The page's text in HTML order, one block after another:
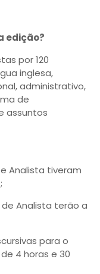
edição?
por 120
inglesa,
administrativo,
de
assuntos
Analista tiveram
Analista terão a
para o
4 horas e 30